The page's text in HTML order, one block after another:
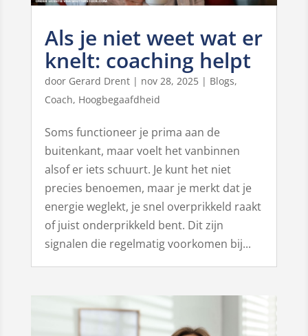
Als je niet weet wat er
knelt: coaching helpt
door Gerard Drent| nov 28, 2025| Blogs,
Coach, Hoogbegaafdheid
Soms functioneer je prima aan de
buitenkant, maar voelt het vanbinnen
alsof er iets schuurt. Je kunt het niet
precies benoemen, maar je merkt dat je
energie weglekt, je snel overprikkeld raakt
of juist onderprikkeld bent. Dit zijn
signalen die regelmatig voorkomen bij...